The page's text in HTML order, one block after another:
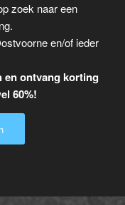
zoek naar een
en/of ieder
en ontvang korting
60%!